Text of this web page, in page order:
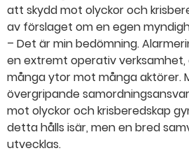
att skydd mot olyckor och
av förslaget om en egen
– Det är min bedömning.
en extremt operativ verksamhet,
många ytor mot många aktörer.
övergripande
mot olyckor och krisberedskap
detta hålls isär, men en bred
utvecklas.